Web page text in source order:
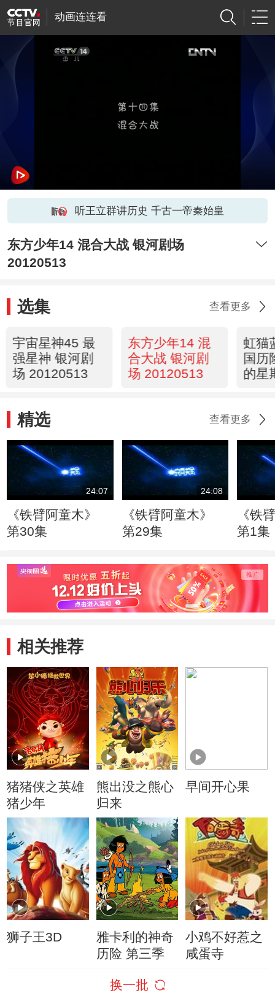
动画连连看
听王立群讲历史 千古一帝秦始皇
东方少年14 混合大战 银河剧场
20120513
选集 查看更多
宇宙星神45 最
强星神 银河剧
场 20120513
东方少年14 混
合大战 银河剧
场 20120513
虹猫
国历
的星
精选 查看更多
24:07
《铁臂阿童木》
第30集
24:08
《铁臂阿童木》
第29集
《铁
第1集
相关推荐
猪猪侠之英雄
猪少年
熊出没之熊心
归来
早间开心果
狮子王3D
雅卡利的神奇
历险 第三季
小鸡不好惹之
咸蛋寺
换一批